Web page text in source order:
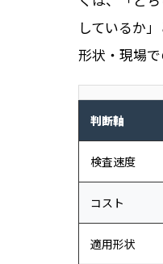
しているか
形状・現場
判断軸
検査速度
コスト
適用形状